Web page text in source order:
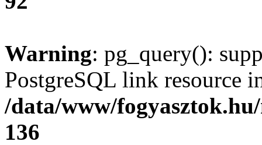
Warning: pg_query():
PostgreSQL link resource
/data/www/
136